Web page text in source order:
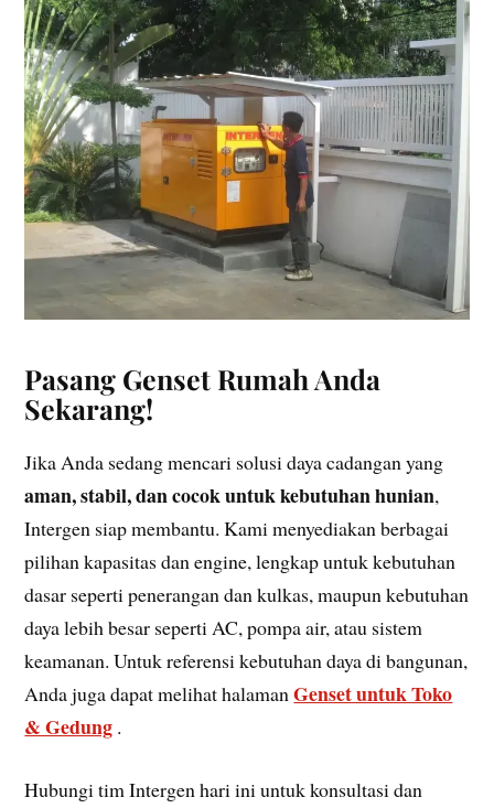
Pasang Genset Rumah Anda
Sekarang!
Jika Anda sedang mencari solusi daya cadangan yang
aman, stabil, dan cocok untuk kebutuhan hunian,
Intergen siap membantu. Kami menyediakan berbagai
pilihan kapasitas dan engine, lengkap untuk kebutuhan
dasar seperti penerangan dan kulkas, maupun kebutuhan
daya lebih besar seperti AC, pompa air, atau sistem
keamanan. Untuk referensi kebutuhan daya di bangunan,
Anda juga dapat melihat halamanGenset untuk Toko
& Gedung .
Hubungi tim Intergen hari ini untuk konsultasi dan